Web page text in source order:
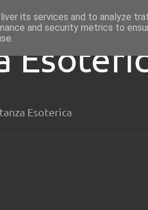
Esoterica
its services and to analyze
and security metrics to